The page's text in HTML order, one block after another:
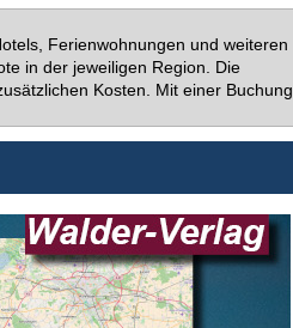
Ferienwohnungen und weiteren
in der jeweiligen Region. Die
Kosten. Mit einer Buchung